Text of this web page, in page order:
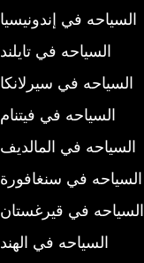
السياحه في إندونيسيا
السياحه في تايلند
السياحه في سيرلانكا
السياحه في فيتنام
السياحه في المالديف
السياحه في سنغافورة
السياحه في قيرغستان
السياحه في الهند